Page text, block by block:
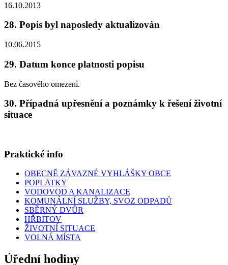
16.10.2013
28. Popis byl naposledy aktualizován
10.06.2015
29. Datum konce platnosti popisu
Bez časového omezení.
30. Případná upřesnění a poznámky k řešení životní
situace
Praktické info
OBECNĚ ZÁVAZNÉ VYHLÁŠKY OBCE
POPLATKY
VODOVOD A KANALIZACE
KOMUNÁLNÍ SLUŽBY, SVOZ ODPADŮ
SBĚRNÝ DVŮR
HŘBITOV
ŽIVOTNÍ SITUACE
VOLNÁ MÍSTA
Úřední hodiny